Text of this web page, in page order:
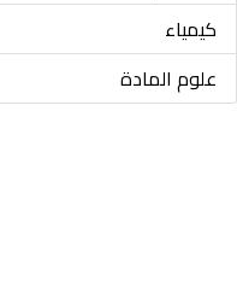
كيمياء
علوم المادة